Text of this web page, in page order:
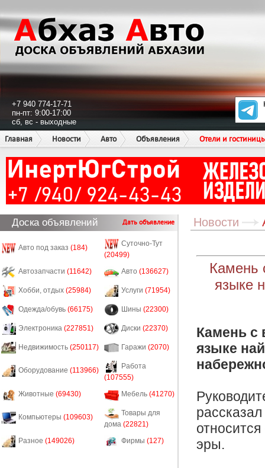
+7 940 774-17-71
пн-пт: 9:00-17:00
сб, вс - выходные
Главная
Новости Авто Объявления Отели и
Доска объявлений Дать объявление
Авто под заказ (184)
Суточно-Тут
(20499)
Автозапчасти (11642) Авто (136627)
Хобби, отдых (25984) Услуги (71954)
Одежда/обувь (66175) Шины (22300)
Электроника (227851) Диски (22370)
Недвижимость (250117) Гаражи (2070)
Оборудование (113966)
Работа
(107555)
Животные (69430) Мебель (41270)
Компьютеры (109603)
Товары для
дома (22821)
Разное (149026) Фирмы (127)
Новости
Камень
языке
Камень с
языке
эры.